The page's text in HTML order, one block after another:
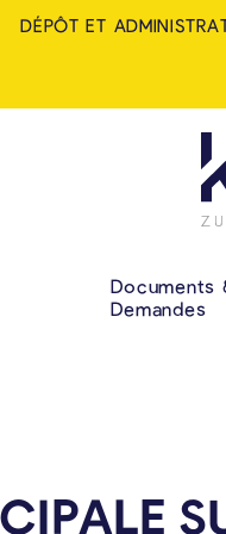
Documents
Demandes
DÉPÔT ET